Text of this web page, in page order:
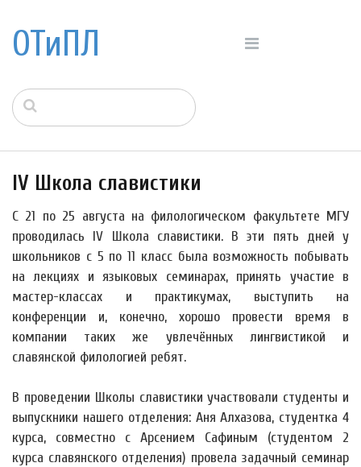
ОТиПЛ
IV Школа славистики
С 21 по 25 августа на филологическом факультете МГУ
проводилась IV Школа славистики. В эти пять дней у
школьников с 5 по 11 класс была возможность побывать
на лекциях и языковых семинарах, принять участие в
мастер-классах и практикумах, выступить на
конференции и, конечно, хорошо провести время в
компании таких же увлечённых лингвистикой и
славянской филологией ребят.
В проведении Школы славистики участвовали студенты и
выпускники нашего отделения: Аня Алхазова, студентка 4
курса, совместно с Арсением Сафиным (студентом 2
курса славянского отделения) провела задачный семинар